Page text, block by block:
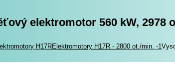
elektromotor 560 kW, 2978
H17RElektromotory H17R - 2800 ot./min. -1